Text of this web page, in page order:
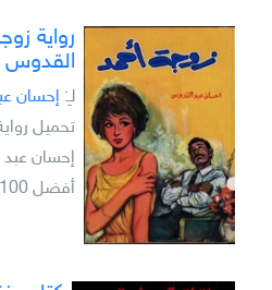
رواية
القدوس
لـِ: إحسان
تحميل
إحسان
أفضل 100 رواية ر